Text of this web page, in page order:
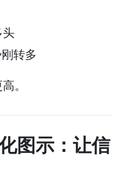
头
转多
。
图示：让信